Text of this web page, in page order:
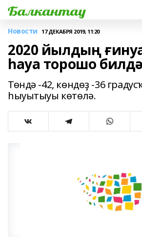
Новости 17 ДЕКАБРЯ 2019, 11:20
2020 йылдың
һауа торошо
Төндә -42, көндөҙ -36
һыуытыуы көтөлә.